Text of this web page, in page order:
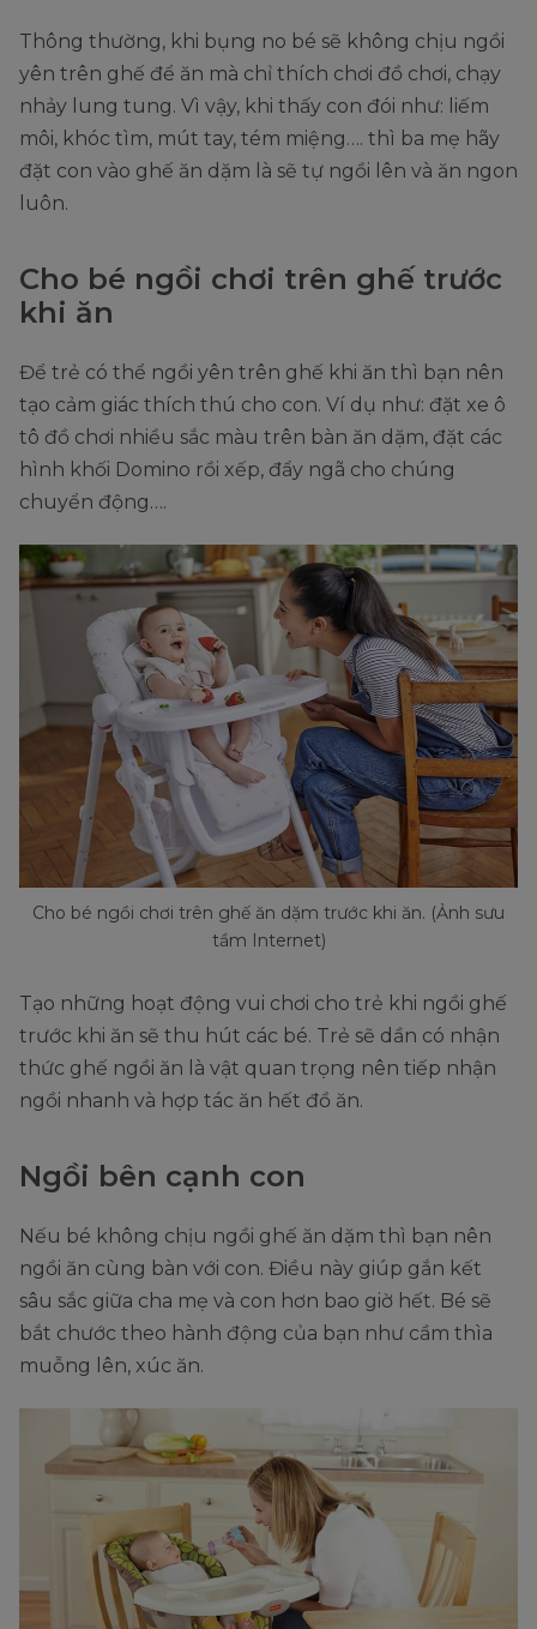
Thông thường, khi bụng no bé sẽ không chịu ngồi
yên trên ghế để ăn mà chỉ thích chơi đồ chơi, chạy
nhảy lung tung. Vì vậy, khi thấy con đói như: liếm
môi, khóc tìm, mút tay, tém miệng…. thì ba mẹ hãy
đặt con vào ghế ăn dặm là sẽ tự ngồi lên và ăn ngon
luôn.
Cho bé ngồi chơi trên ghế trước
khi ăn
Để trẻ có thể ngồi yên trên ghế khi ăn thì bạn nên
tạo cảm giác thích thú cho con. Ví dụ như: đặt xe ô
tô đồ chơi nhiều sắc màu trên bàn ăn dặm, đặt các
hình khối Domino rồi xếp, đẩy ngã cho chúng
chuyển động….
Cho bé ngồi chơi trên ghế ăn dặm trước khi ăn. (Ảnh sưu
tầm Internet)
Tạo những hoạt động vui chơi cho trẻ khi ngồi ghế
trước khi ăn sẽ thu hút các bé. Trẻ sẽ dần có nhận
thức ghế ngồi ăn là vật quan trọng nên tiếp nhận
ngồi nhanh và hợp tác ăn hết đồ ăn.
Ngồi bên cạnh con
Nếu bé không chịu ngồi ghế ăn dặm thì bạn nên
ngồi ăn cùng bàn với con. Điều này giúp gắn kết
sâu sắc giữa cha mẹ và con hơn bao giờ hết. Bé sẽ
bắt chước theo hành động của bạn như cầm thìa
muỗng lên, xúc ăn.